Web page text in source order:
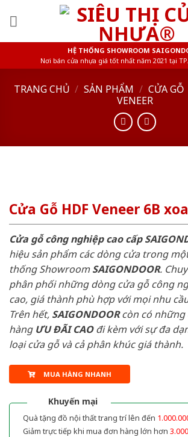
HỆ THỐNG SHOWROOM
Nơi bán cửa nhựa giá tốt nhất năm 2021 tại
TRANG CHỦ / SẢN PHẨM / CỬA GỖ
VENEER
Cửa Gỗ HDF Veneer 6B
Cửa gỗ công nghiệp cao cấp
hiệu sản phẩm các dòng cửa trong
thống ShowroomSAIGONDOOR.
phân phối những dòng cửa gỗ công
cao, giá thành phù hợp với mọi nhu
Trên hết, SAIGONDOORcòn có những
hàng ƯU ĐÃI CAOđi kèm với sự đa
loại cửa gỗ và cả phân khúc giá thành.
MUA HÀNG NHANH
Khuyến mại
Quà tặng đồ nội thất trang trí lên đến
Giảm trực tiếp khi mua đơn hàng lớn hơn